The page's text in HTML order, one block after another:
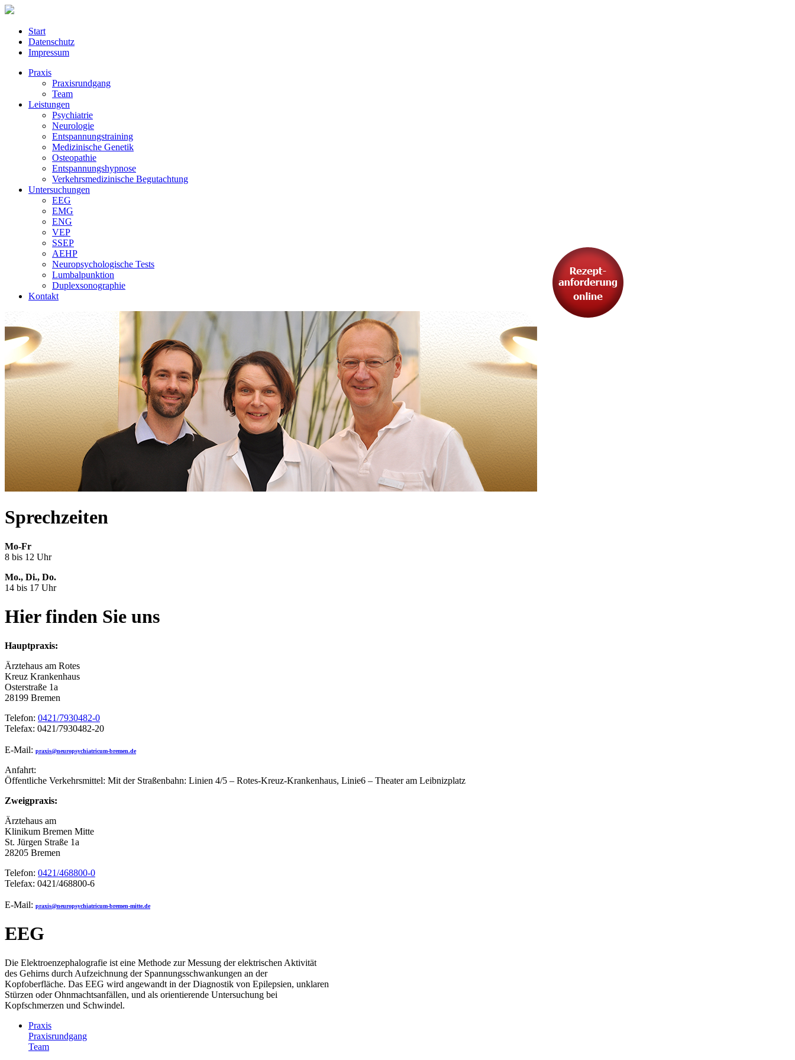
Start
Datenschutz
Impressum
Praxis
Praxisrundgang
Team
Leistungen
Psychiatrie
Neurologie
Entspannungstraining
Medizinische Genetik
Osteopathie
Entspannungshypnose
Verkehrsmedizinische Begutachtung
Untersuchungen
EEG
EMG
ENG
VEP
SSEP
AEHP
Neuropsychologische Tests
Lumbalpunktion
Duplexsonographie
Kontakt
Sprechzeiten
Mo-Fr
8 bis 12 Uhr
Mo., Di., Do.
14 bis 17 Uhr
Hier finden Sie uns
Hauptpraxis:
Ärztehaus am Rotes
Kreuz Krankenhaus
Osterstraße 1a
28199 Bremen
Telefon: 0421/7930482-0
Telefax: 0421/7930482-20
E-Mail: praxis@neuropsychiatricum-bremen.de
Anfahrt:
Öffentliche Verkehrsmittel: Mit der Straßenbahn: Linien 4/5 – Rotes-Kreuz-Krankenhaus, Linie6 – Theater am Leibnizplatz
Zweigpraxis:
Ärztehaus am
Klinikum Bremen Mitte
St. Jürgen Straße 1a
28205 Bremen
Telefon: 0421/468800-0
Telefax: 0421/468800-6
E-Mail: praxis@neuropsychiatricum-bremen-mitte.de
EEG
Die Elektroenzephalografie ist eine Methode zur Messung der elektrischen Aktivität
des Gehirns durch Aufzeichnung der Spannungsschwankungen an der
Kopfoberfläche. Das EEG wird angewandt in der Diagnostik von Epilepsien, unklaren
Stürzen oder Ohnmachtsanfällen, und als orientierende Untersuchung bei
Kopfschmerzen und Schwindel.
Praxis
Praxisrundgang
Team